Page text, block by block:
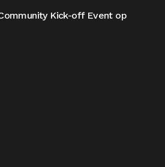
Kick-off Event op